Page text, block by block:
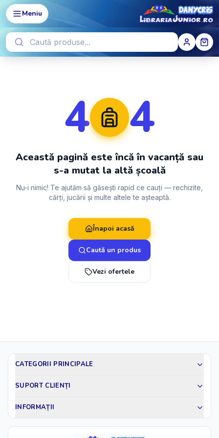
Meniu
4 4
Această pagină este încă în vacanță sau
s-a mutat la altă școală
Nu-i nimic! Te ajutăm să găsești rapid ce cauți — rechizite,
cărți, jucării și multe altele te așteaptă.
Înapoi acasă
Caută un produs
Vezi ofertele
CATEGORII PRINCIPALE
SUPORT CLIENȚI
INFORMAȚII